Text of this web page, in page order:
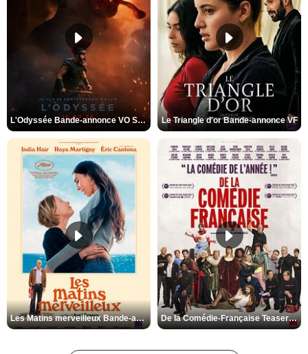
L'Odyssée Bande-annonce VO STFR Le Triangle d'or Bande-annonce VF
Les Matins merveilleux Bande-annonce VF De la Comédie-Française Teaser VF